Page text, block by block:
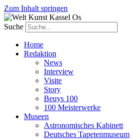
Zum Inhalt springen
Suche
Home
Redaktion
News
Interview
Visite
Story
Beuys 100
100 Meisterwerke
Museen
Astronomisches Kabinett
Deutsches Tapetenmuseum